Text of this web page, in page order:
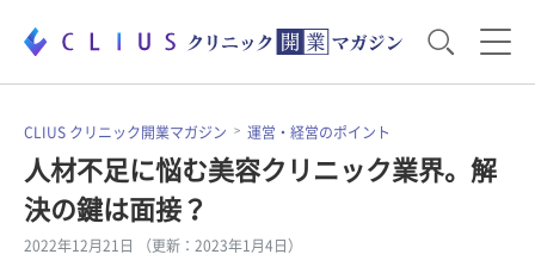
お役立ち資料 運営・経営のポイント
開業医のリアル
CLIUS クリニック開業マガジン 運営・経営のポイント
人材不足に悩む美容クリニック業界。解
決の鍵は面接？
2022年12月21日 （更新：2023年1月4日）